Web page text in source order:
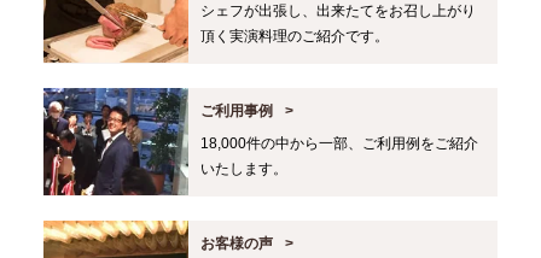
シェフが出張し、出来たてをお召し上がり
頂く実演料理のご紹介です。
ご利用事例
18,000件の中から一部、ご利用例をご紹介
いたします。
お客様の声